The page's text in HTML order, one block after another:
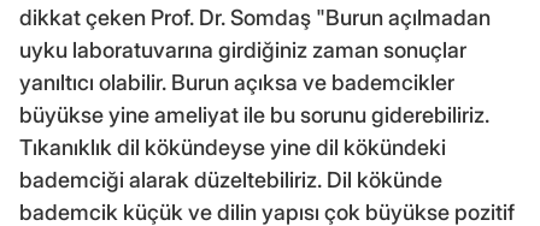
dikkat çeken Prof. Dr. Somdaş "Burun açılmadan
uyku laboratuvarına girdiğiniz zaman sonuçlar
yanıltıcı olabilir. Burun açıksa ve bademcikler
büyükse yine ameliyat ile bu sorunu giderebiliriz.
Tıkanıklık dil kökündeyse yine dil kökündeki
bademciği alarak düzeltebiliriz. Dil kökünde
bademcik küçük ve dilin yapısı çok büyükse pozitif